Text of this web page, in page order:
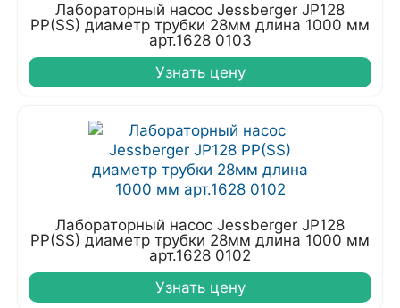
Лабораторный насос Jessberger JP128
PP(SS) диаметр трубки 28мм длина 1000 мм
арт.1628 0103
Узнать цену
Лабораторный насос Jessberger JP128
PP(SS) диаметр трубки 28мм длина 1000 мм
арт.1628 0102
Узнать цену